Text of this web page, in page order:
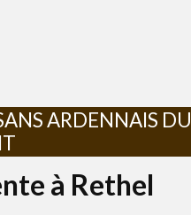
ARDENNAIS DU
à Rethel